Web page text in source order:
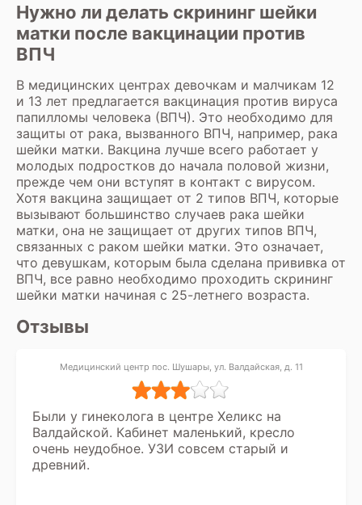
Нужно ли делать скрининг шейки
матки после вакцинации против
ВПЧ
В медицинских центрах девочкам и малчикам 12
и 13 лет предлагается вакцинация против вируса
папилломы человека (ВПЧ). Это необходимо для
защиты от рака, вызванного ВПЧ, например, рака
шейки матки. Вакцина лучше всего работает у
молодых подростков до начала половой жизни,
прежде чем они вступят в контакт с вирусом.
Хотя вакцина защищает от 2 типов ВПЧ, которые
вызывают большинство случаев рака шейки
матки, она не защищает от других типов ВПЧ,
связанных с раком шейки матки. Это означает,
что девушкам, которым была сделана прививка от
ВПЧ, все равно необходимо проходить скрининг
шейки матки начиная с 25-летнего возраста.
Отзывы
Медицинский центр пос. Шушары, ул. Валдайская, д. 11
Были у гинеколога в центре Хеликс на
Валдайской. Кабинет маленький, кресло
очень неудобное. УЗИ совсем старый и
древний.